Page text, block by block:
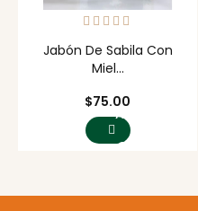
Jabón De Sabila Con
Miel...
Precio
$75.00
AGREGAR
CARRITO